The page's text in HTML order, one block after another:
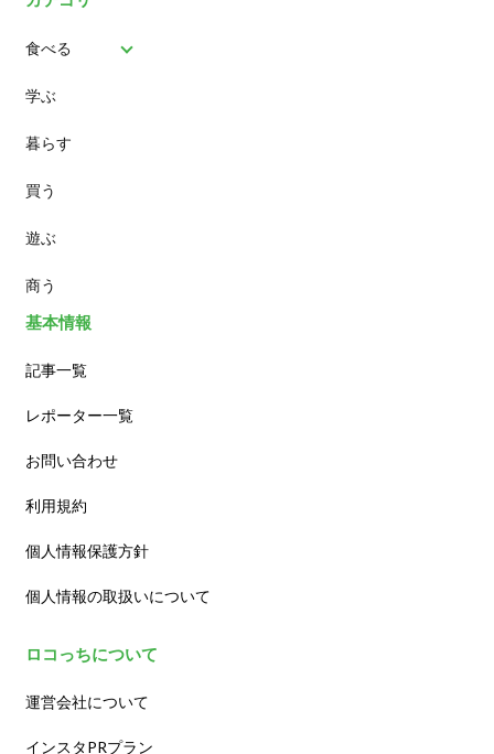
食べる
パン
スイーツ
ランチ
カフェ
学ぶ
暮らす
買う
遊ぶ
商う
基本情報
記事一覧
レポーター一覧
お問い合わせ
利用規約
個人情報保護方針
個人情報の取扱いについて
ロコっちについて
運営会社について
インスタPRプラン